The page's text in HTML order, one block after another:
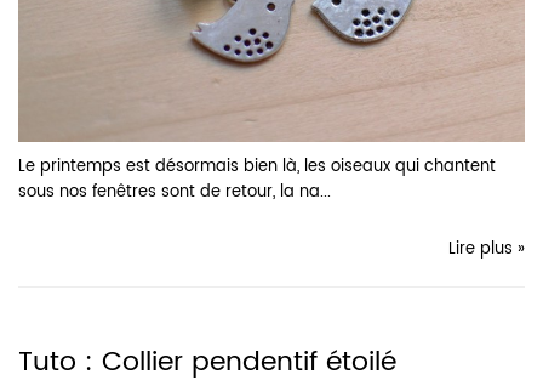
Le printemps est désormais bien là, les oiseaux qui chantent
sous nos fenêtres sont de retour, la na...
Lire plus »
Tuto : Collier pendentif étoilé